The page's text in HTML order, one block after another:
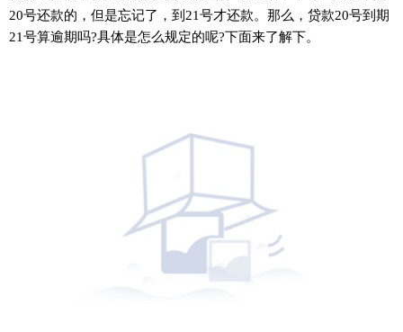
20号还款的，但是忘记了，到21号才还款。那么，贷款20号到期
21号算逾期吗?具体是怎么规定的呢?下面来了解下。